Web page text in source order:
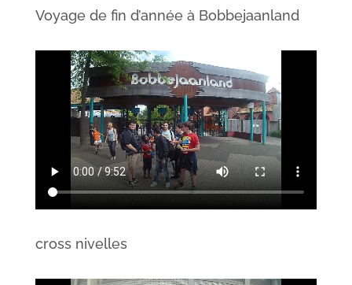
Voyage de fin d’année à Bobbejaanland
cross nivelles